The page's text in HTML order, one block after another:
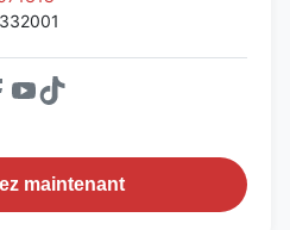
maintenant